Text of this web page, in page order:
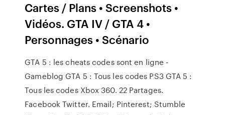
Cartes / Plans • Screenshots •
Vidéos. GTA IV / GTA 4 •
Personnages • Scénario
GTA 5 : les cheats codes sont en ligne -
Gameblog GTA 5 : Tous les codes PS3 GTA 5 :
Tous les codes Xbox 360. 22 Partages.
Facebook Twitter. Email; Pinterest; Stumble